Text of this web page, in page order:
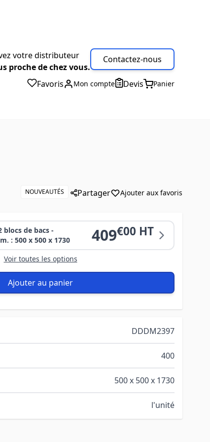
votre distributeur
proche de chez vous.
Contactez-nous
Favoris Mon compte Devis Panier
NOUVEAUTÉS Partager Ajouter aux favoris
de bacs -
: 500 x 500 x 1730
409€00 HT
Voir toutes les options
Ajouter au panier
DDDM2397
400
500 x 500 x 1730
l'unité